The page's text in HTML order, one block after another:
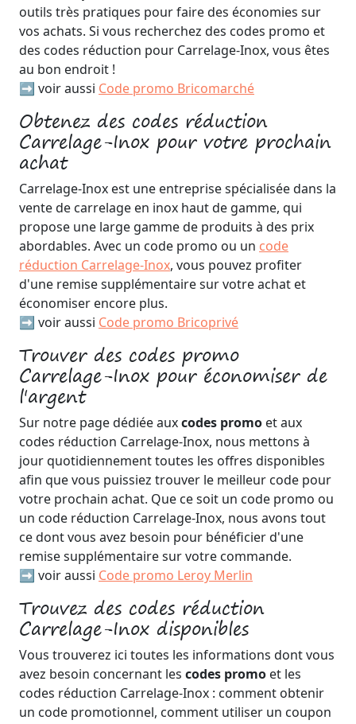
outils très pratiques pour faire des économies sur
vos achats. Si vous recherchez des codes promo et
des codes réduction pour Carrelage-Inox, vous êtes
au bon endroit !
➡️ voir aussi Code promo Bricomarché
Obtenez des codes réduction
Carrelage-Inox pour votre prochain
achat
Carrelage-Inox est une entreprise spécialisée dans la
vente de carrelage en inox haut de gamme, qui
propose une large gamme de produits à des prix
abordables. Avec un code promo ou un code
réduction Carrelage-Inox, vous pouvez profiter
d'une remise supplémentaire sur votre achat et
économiser encore plus.
➡️ voir aussi Code promo Bricoprivé
Trouver des codes promo
Carrelage-Inox pour économiser de
l'argent
Sur notre page dédiée auxcodes promo et aux
codes réduction Carrelage-Inox, nous mettons à
jour quotidiennement toutes les offres disponibles
afin que vous puissiez trouver le meilleur code pour
votre prochain achat. Que ce soit un code promo ou
un code réduction Carrelage-Inox, nous avons tout
ce dont vous avez besoin pour bénéficier d'une
remise supplémentaire sur votre commande.
➡️ voir aussi Code promo Leroy Merlin
Trouvez des codes réduction
Carrelage-Inox disponibles
Vous trouverez ici toutes les informations dont vous
avez besoin concernant les codes promo et les
codes réduction Carrelage-Inox : comment obtenir
un code promotionnel, comment utiliser un coupon